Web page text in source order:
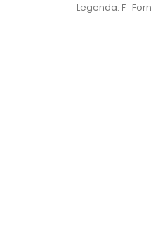
Legenda: